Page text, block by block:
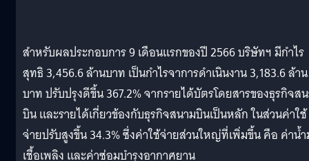
สำหรับผลประกอบการ 9 เดือนแรกของปี 2566 บริษัทฯ มีกำไร
สุทธิ 3,456.6 ล้านบาท เป็นกำไรจาการดำเนินงาน 3,183.6 ล้าน
บาท ปรับปรุงดีขึ้น 367.2% จากรายได้บัตรโดยสารของธุรกิจส
บิน และรายได้เกี่ยวข้องกับธุรกิจสนามบินเป็นหลัก ในส่วนค่าใช้
จ่ายปรับสูงขึ้น 34.3% ซึ่งค่าใช้จ่ายส่วนใหญ่ที่เพิ่มขึ้น คือ ค่าน้
เชื้อเพลิง และค่าซ่อมบำรุงอากาศยาน